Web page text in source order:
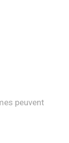
peuvent